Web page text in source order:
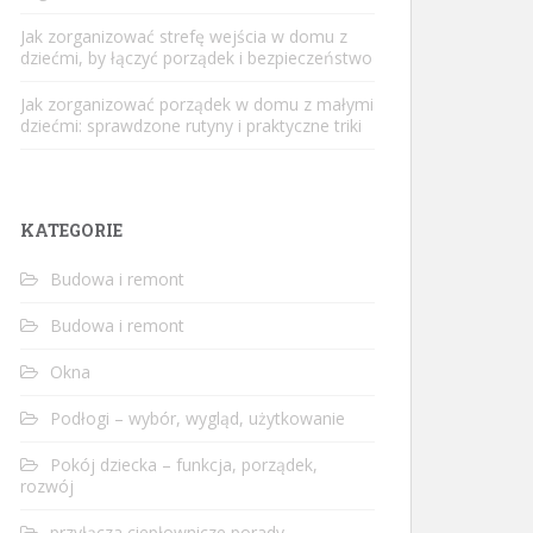
Jak zorganizować strefę wejścia w domu z
dziećmi, by łączyć porządek i bezpieczeństwo
Jak zorganizować porządek w domu z małymi
dziećmi: sprawdzone rutyny i praktyczne triki
KATEGORIE
Budowa i remont
Budowa i remont
Okna
Podłogi – wybór, wygląd, użytkowanie
Pokój dziecka – funkcja, porządek,
rozwój